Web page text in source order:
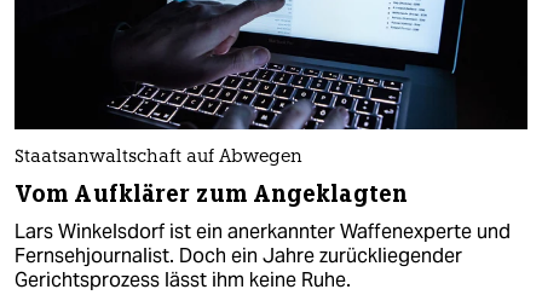
Staatsanwaltschaft auf Abwegen
Vom Aufklärer zum Angeklagten
Lars Winkelsdorf ist ein anerkannter Waffenexperte und
Fernsehjournalist. Doch ein Jahre zurückliegender
Gerichtsprozess lässt ihm keine Ruhe.